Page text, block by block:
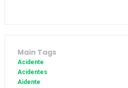
Main Tags
Acidente
Acidentes
Aidente